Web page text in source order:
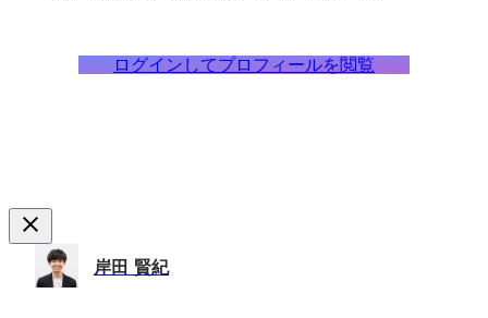
ログインしてプロフィールを閲覧
岸田 賢紀